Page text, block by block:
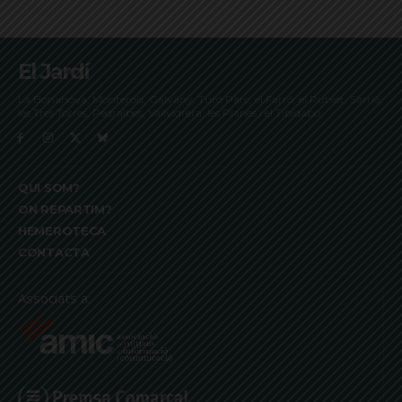
El Jardí
La Bonanova, Monterols, Galvany, Turó Parc, el Farró, el Putxet, Sarrià,
les Tres Torres, Pedralbes, Vallvidrera, les Planes i el Tibidabo
QUI SOM?
ON REPARTIM?
HEMEROTECA
CONTACTA
Associats a: